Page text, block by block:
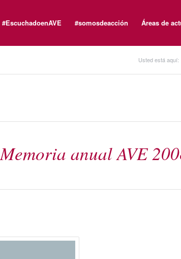
#EscuchadoenAVE #somosdeacción Áreas de
Usted está aquí:
Memoria anual AVE